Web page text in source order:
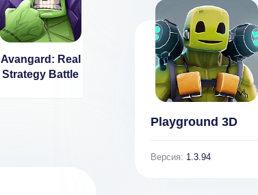
Avangard: Real
Strategy Battle
Dr. Darkness
[ВЗЛОМ:
валюта/ нет
рекламы] v 1.6
Playground 3D
Версия: 1.3.94